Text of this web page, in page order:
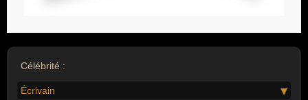
Célébrité :
Écrivain